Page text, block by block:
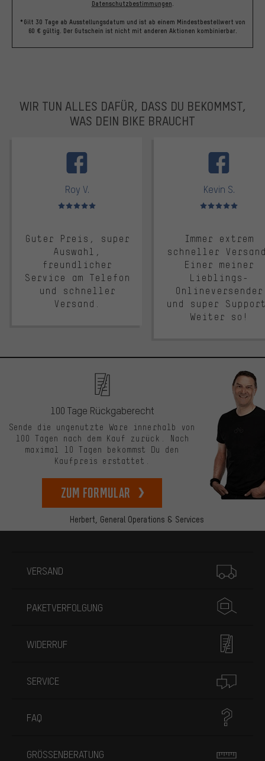
Datenschutzbestimmungen.
*Gilt 30 Tage ab Ausstellungsdatum und ist ab einem Mindestbestellwert von
60 € gültig. Der Gutschein ist nicht mit anderen Aktionen kombinierbar.
WIR TUN ALLES DAFÜR, DASS DU BEKOMMST,
WAS DEIN BIKE BRAUCHT
Roy V.
Bewertungen: 5 von 5
Guter Preis, super
Auswahl,
freundlicher
Service am Telefon
und schneller
Versand.
Kevin S.
Bewertungen: 5 von 5
Immer extrem
schneller
Einer meiner
Lieblings-
Onlineversender
und super
Weiter so!
Herbert, General Operations & Services
100 Tage Rückgaberecht
Sende die ungenutzte Ware innerhalb von
100 Tagen nach dem Kauf zurück. Nach
maximal 10 Tagen bekommst Du den
Kaufpreis erstattet.
zum Formular
VERSAND
PAKETVERFOLGUNG
WIDERRUF
SERVICE
FAQ
GRÖSSENBERATUNG